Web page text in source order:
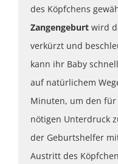
des Köpfchens
Zangengeburt wird
verkürzt und
kann ihr Baby
auf natürlichem
Minuten, um den für
nötigen Unterdruck
der Geburtshelfer
Austritt des